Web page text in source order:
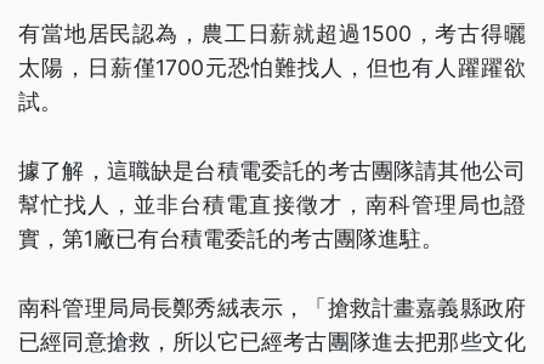
有當地居民認為，農工日薪就超過1500，考古得曬
太陽，日薪僅1700元恐怕難找人，但也有人躍躍欲
試。
據了解，這職缺是台積電委託的考古團隊請其他公司
幫忙找人，並非台積電直接徵才，南科管理局也證
實，第1廠已有台積電委託的考古團隊進駐。
南科管理局局長鄭秀絨表示，「搶救計畫嘉義縣政府
已經同意搶救，所以它已經考古團隊進去把那些文化